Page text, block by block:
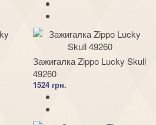
Зажигалка Zippo Lucky Skull
49260
1524 грн.